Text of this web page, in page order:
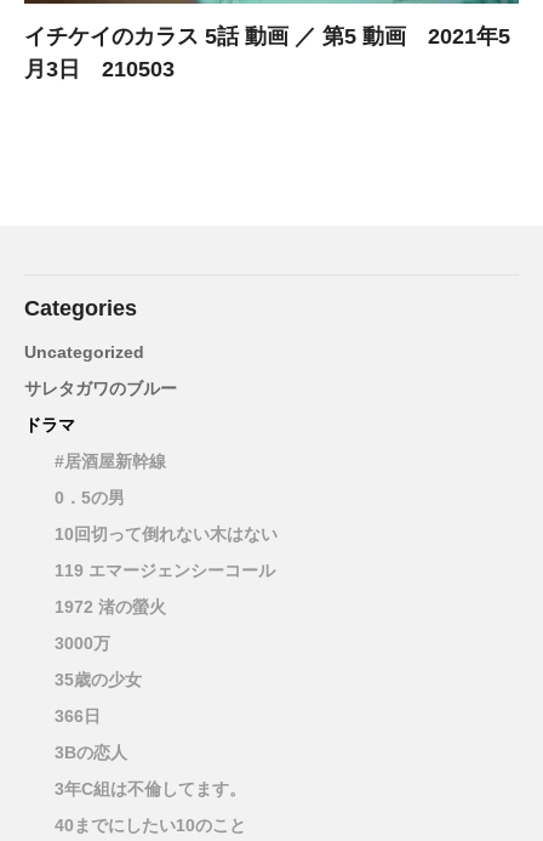
イチケイのカラス 5話 動画 ／ 第5 動画 2021年5
月3日 210503
Categories
Uncategorized
サレタガワのブルー
ドラマ
#居酒屋新幹線
0．5の男
10回切って倒れない木はない
119 エマージェンシーコール
1972 渚の螢火
3000万
35歳の少女
366日
3Bの恋人
3年C組は不倫してます。
40までにしたい10のこと